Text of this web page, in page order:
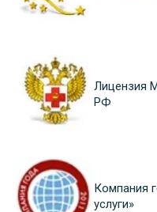
Лицензия
РФ
Компания
услуги»